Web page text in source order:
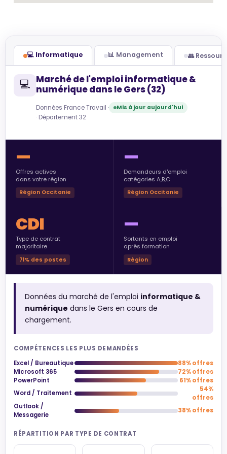
💻 Informatique 📊 Management 👥
💻 Marché de l'emploi informatique &
numérique dans le Gers (32)
Données France Travail · Mis à jour aujourd'hui
· Département 32
—
Offres actives
dans votre région
Région Occitanie
—
Demandeurs d'emploi
catégories A,B,C
Région Occitanie
CDI
Type de contrat
majoritaire
71% des postes
—
Sortants en emploi
après formation
Région
Données du marché de l'emploi informatique &
numérique dans le Gers en cours de
chargement.
COMPÉTENCES LES PLUS DEMANDÉES
Excel / Bureautique
88% offres
Microsoft 365
72% offres
PowerPoint
61% offres
Word / Traitement
54%
offres
Outlook /
Messagerie
38% offres
RÉPARTITION PAR TYPE DE CONTRAT